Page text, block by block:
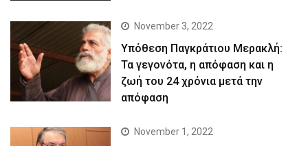
November 3, 2022
Yπόθεση Παγκράτιου Μερακλή:
Τα γεγονότα, η απόφαση και η
ζωή του 24 χρόνια μετά την
απόφαση
November 1, 2022